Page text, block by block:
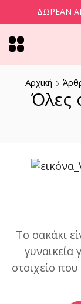
ΔΩΡΕΆΝ
Αρχική
Όλες
Το σακάκι
γυναικεία
στοιχείο